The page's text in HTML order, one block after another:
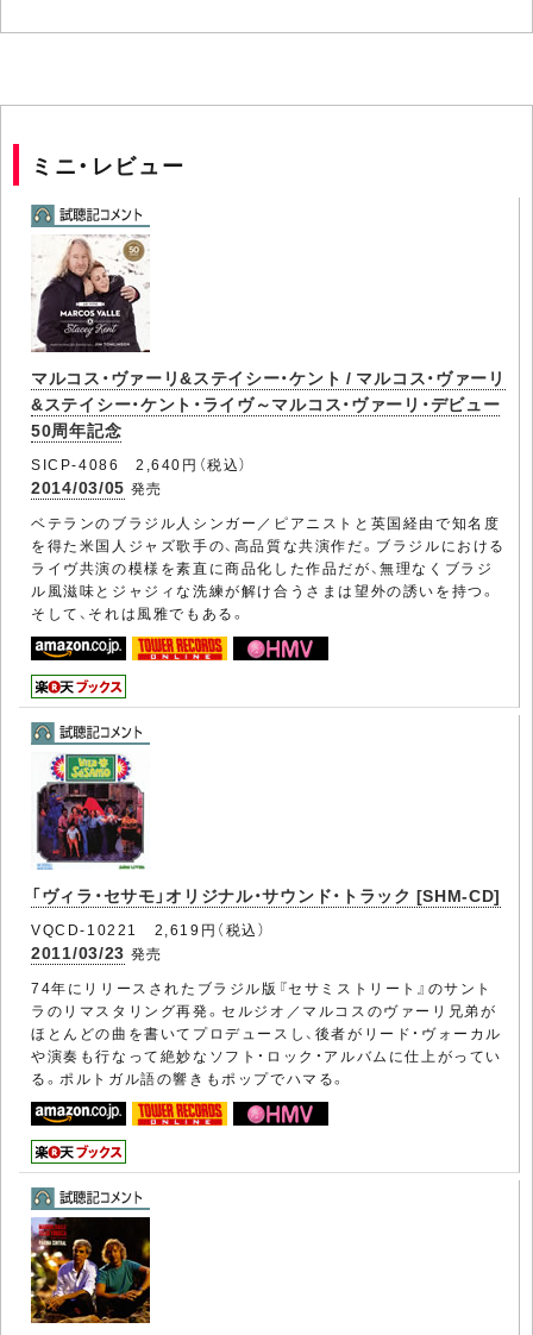
ミニ・レビュー
マルコス・ヴァーリ&ステイシー・ケント / マルコス・ヴァーリ
&ステイシー・ケント・ライヴ～マルコス・ヴァーリ・デビュー
50周年記念
SICP-4086 2,640円（税込）
2014/03/05 発売
ベテランのブラジル人シンガー／ピアニストと英国経由で知名度
を得た米国人ジャズ歌手の、高品質な共演作だ。ブラジルにおける
ライヴ共演の模様を素直に商品化した作品だが、無理なくブラジ
ル風滋味とジャジィな洗練が解け合うさまは望外の誘いを持つ。
そして、それは風雅でもある。
「ヴィラ・セサモ」オリジナル・サウンド・トラック [SHM-CD]
VQCD-10221 2,619円（税込）
2011/03/23 発売
74年にリリースされたブラジル版『セサミストリート』のサント
ラのリマスタリング再発。セルジオ／マルコスのヴァーリ兄弟が
ほとんどの曲を書いてプロデュースし、後者がリード・ヴォーカル
や演奏も行なって絶妙なソフト・ロック・アルバムに仕上がってい
る。ポルトガル語の響きもポップでハマる。